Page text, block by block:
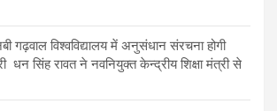
गढ़वाल विश्वविद्यालय में अनुसंधान संरचना होगी
धन सिंह रावत ने नवनियुक्त केन्द्रीय शिक्षा मंत्री से